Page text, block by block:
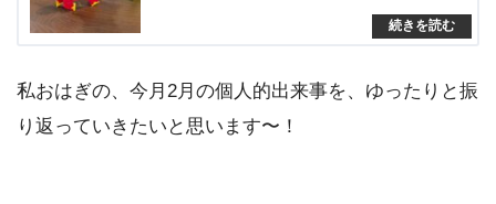
私おはぎの、今月2月の個人的出来事を、ゆったりと振
り返っていきたいと思います〜！